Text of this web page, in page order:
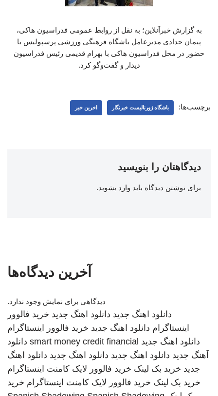
به گزارش خبرآنلاین؛ به نقل از روابط عمومی فدراسیون هاکی،
پیمان حدادی مدیرعامل باشگاه فرهنگی ورزشی پرسپولیس با
حضور در محل فدراسیون هاکی با بهرام قدیمی رئیس فدراسیون
دیدار و گفت‌وگو کرد.
برچسب‌ها: باشگاه ژورنالیست خبرنگار اخرین خبر
دیدگاهتان را بنویسید
برای نوشتن دیدگاه باید وارد بشوید.
آخرین دیدگاه‌ها
دیدگاهی برای نمایش وجود ندارد.
دانلود اهنگ جدید دانلود اهنگ جدید خرید فالوور
اینستاگرام دانلود اهنگ جدید خرید فالوور اینستاگرام
دانلود اهنگ جدید smart money credit financial دانلود
آهنگ جدید دانلود اهنگ جدید دانلود اهنگ جدید دانلود اهنگ
جدید خرید بک لینک خرید فالوور لایک کامنت اینستاگرام
خرید بک لینک خرید فالوور لایک کامنت اینستاگرام خرید